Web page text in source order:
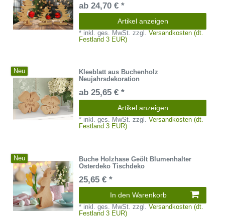
ab 24,70 € *
Artikel anzeigen
* inkl. ges. MwSt. zzgl.Versandkosten (dt.
Festland 3 EUR)
Neu
Kleeblatt aus Buchenholz
Neujahrsdekoration
ab 25,65 € *
Artikel anzeigen
* inkl. ges. MwSt. zzgl.Versandkosten (dt.
Festland 3 EUR)
Neu
Buche Holzhase Geölt Blumenhalter
Osterdeko Tischdeko
25,65 € *
In den Warenkorb
* inkl. ges. MwSt. zzgl.Versandkosten (dt.
Festland 3 EUR)